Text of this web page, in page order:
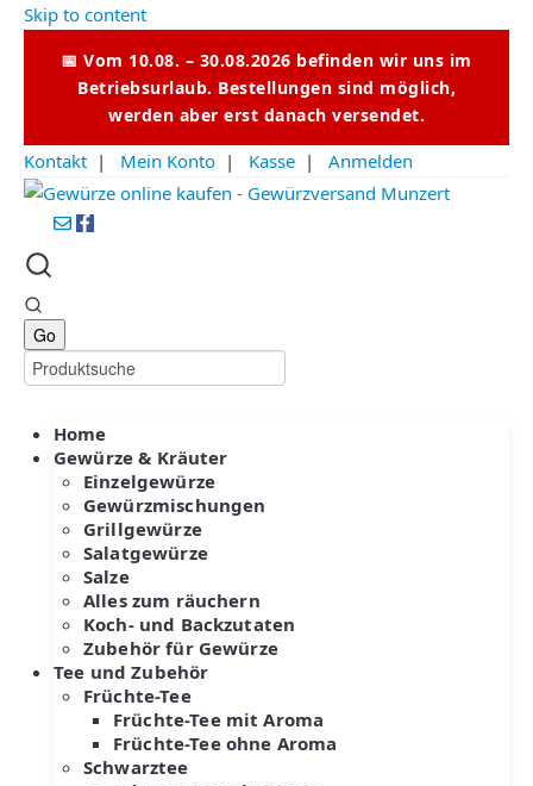
Skip to content
📅 Vom 10.08. – 30.08.2026 befinden wir uns im
Betriebsurlaub. Bestellungen sind möglich,
werden aber erst danach versendet.
Kontakt | Mein Konto | Kasse | Anmelden
Home
Gewürze & Kräuter
Einzelgewürze
Gewürzmischungen
Grillgewürze
Salatgewürze
Salze
Alles zum räuchern
Koch- und Backzutaten
Zubehör für Gewürze
Tee und Zubehör
Früchte-Tee
Früchte-Tee mit Aroma
Früchte-Tee ohne Aroma
Schwarztee